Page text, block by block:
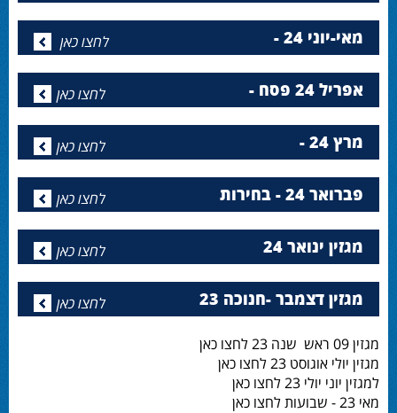
מאי-יוני 24 - לחצו כאן
אפריל 24 פסח - לחצו כאן
מרץ 24 - לחצו כאן
פברואר 24 - בחירות לחצו כאן
מגזין ינואר 24 לחצו כאן
מגזין דצמבר -חנוכה 23 לחצו כאן
מגזין 09 ראש שנה 23 לחצו כאן
מגזין יולי אוגוסט 23 לחצו כאן
למגזין יוני יולי 23 לחצו כאן
מאי 23 - שבועות לחצו כאן